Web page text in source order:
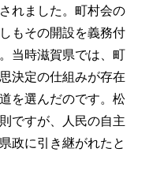
れました。町村会の
もその開設を義務付
当時滋賀県では、町
決定の仕組みが存在
を選んだのです。松
ですが、人民の自主
政に引き継がれたと